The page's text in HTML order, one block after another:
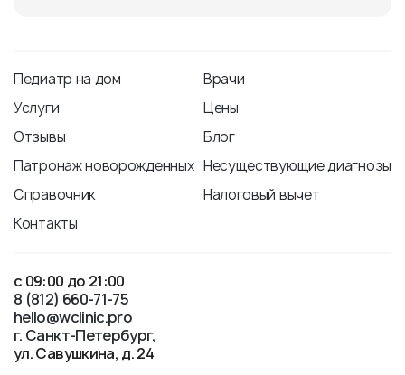
Педиатр на дом
Врачи
Услуги
Цены
Отзывы
Блог
Патронаж новорожденных Несуществующие диагнозы
Справочник
Налоговый вычет
Контакты
с 09:00 до 21:00
8 (812) 660-71-75
hello@wclinic.pro
г. Санкт-Петербург
ул. Савушкина, д. 24